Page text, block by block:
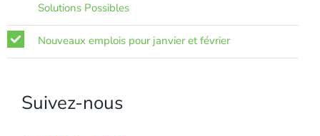
Solutions Possibles
Nouveaux emplois pour janvier et février
Suivez-nous